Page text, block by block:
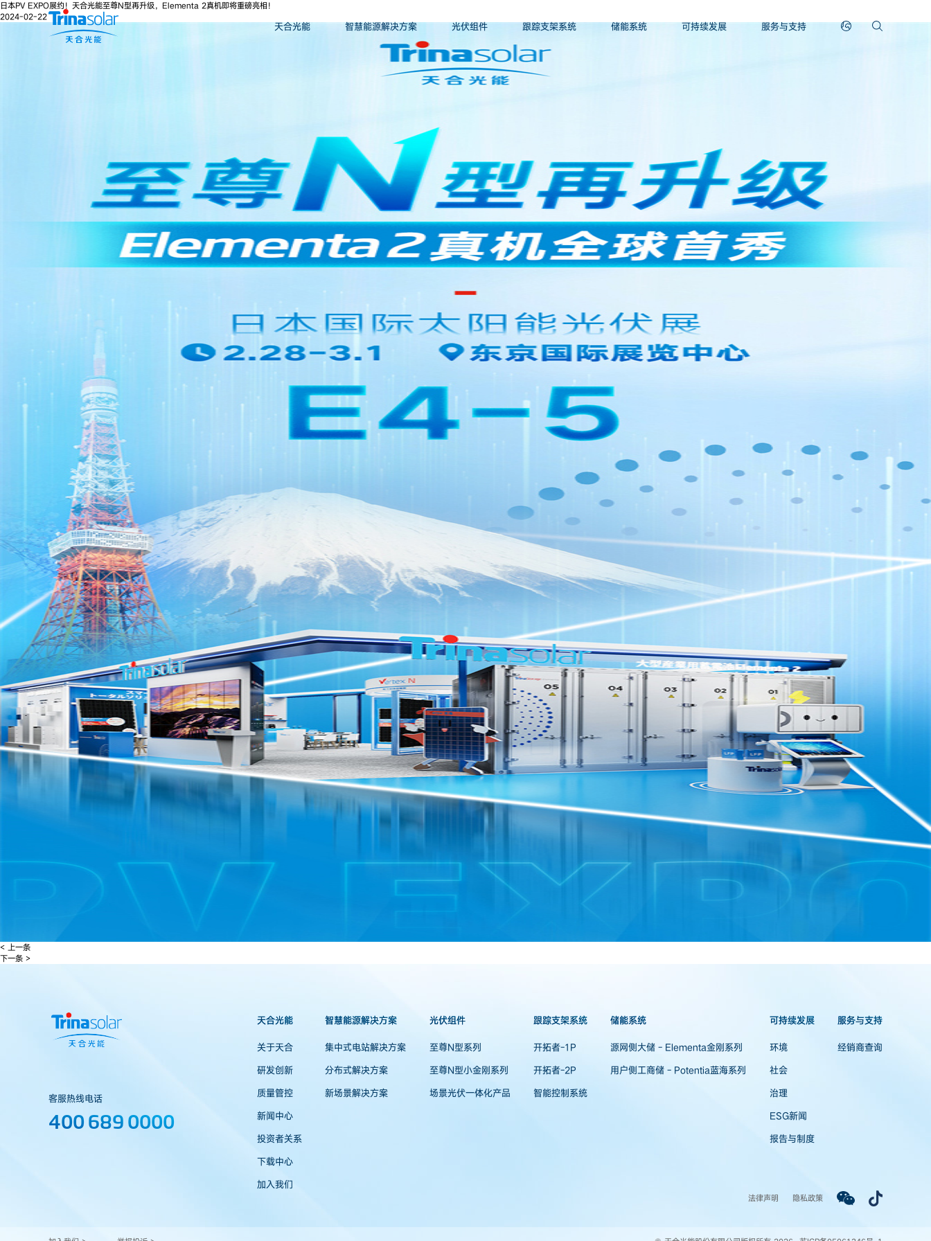
天合光能 智慧能源解决方案 光伏组件 跟踪支架系统 储能系统 可持续发展 服务与支持
日本PV EXPO展约！天合光能至尊N型再升级，Elementa 2真机即将重磅亮相！
2024-02-22
< 上一条
下一条 >
客服热线电话
400 689 0000
天合光能
关于天合
研发创新
质量管控
新闻中心
投资者关系
下载中心
加入我们
智慧能源解决方案
集中式电站解决方案
分布式解决方案
新场景解决方案
光伏组件
至尊N型系列
至尊N型小金刚系列
场景光伏一体化产品
跟踪支架系统
开拓者-1P
开拓者-2P
智能控制系统
储能系统
源网侧大储 - Elementa金刚系列
用户侧工商储 - Potentia蓝海系列
可持续发展
环境
社会
治理
ESG新闻
报告与制度
服务与支持
经销商查询
法律声明 隐私政策